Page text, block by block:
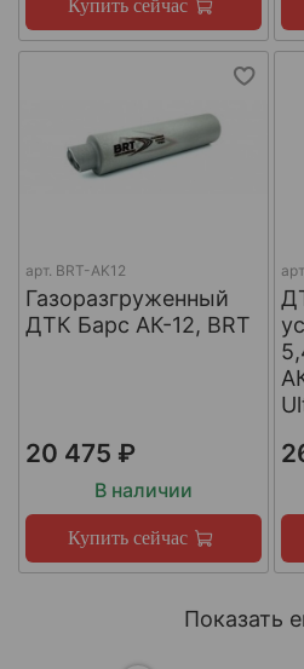
Купить сейчас
арт. BRT-AK12
Газоразгруженный
ДТК Барс АК-12, BRT
20 475 ₽
В наличии
Купить сейчас
Показать